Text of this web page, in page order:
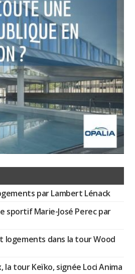
par Lambert Lénack
sportif Marie-José Perec par
logements dans la tour Wood
la tour Keïko, signée Loci Anima